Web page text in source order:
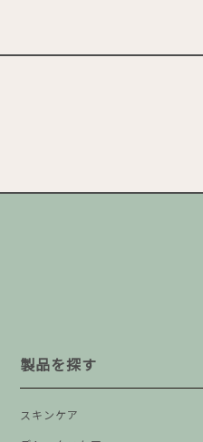
製品を探す
スキンケア